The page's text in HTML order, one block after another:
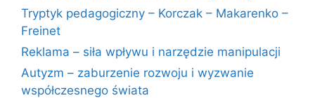
Tryptyk pedagogiczny – Korczak – Makarenko –
Freinet
Reklama – siła wpływu i narzędzie manipulacji
Autyzm – zaburzenie rozwoju i wyzwanie
współczesnego świata